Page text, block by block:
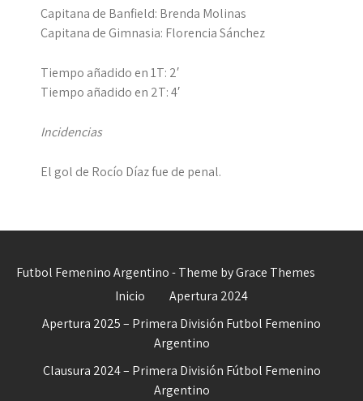
Capitana de Banfield: Brenda Molinas
Capitana de Gimnasia: Florencia Sánchez
Tiempo añadido en 1T: 2′
Tiempo añadido en 2T: 4′
Incidencias
El gol de Rocío Díaz fue de penal.
Futbol Femenino Argentino - Theme by Grace Themes
Inicio
Apertura 2024
Apertura 2025 – Primera División Futbol Femenino
Argentino
Clausura 2024 – Primera División Fútbol Femenino
Argentino